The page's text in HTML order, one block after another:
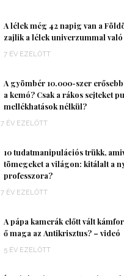
A lélek még 42 napig van a
zajlik a lélek univerzummal való
7 ÉV EZELŐTT
A gyömbér 10.000-szer
a kemó? Csak a rákos sejteket
mellékhatások nélkül?
7 ÉV EZELŐTT
10 tudatmanipulációs trükk,
tömegeket a világon: kitálalt a
professzora?
7 ÉV EZELŐTT
A pápa kamerák előtt vált
ő maga az Antikrisztus? – videó
5 ÉV EZELŐTT